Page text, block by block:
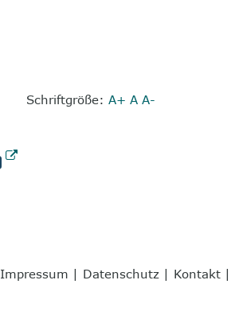
Impressum Datenschutz Kontakt
Schriftgröße: A+ A A-